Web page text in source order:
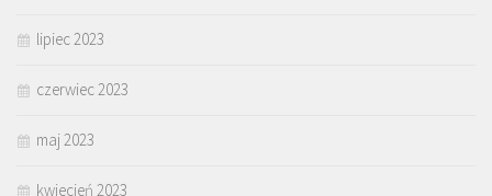
lipiec 2023
czerwiec 2023
maj 2023
kwiecień 2023